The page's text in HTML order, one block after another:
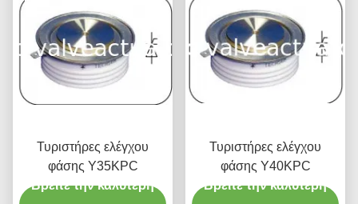
Τυριστήρες ελέγχου
φάσης Y35KPC
Βρείτε την καλύτερη
Τυριστήρες ελέγχου
φάσης Y40KPC
Βρείτε την καλύτερη